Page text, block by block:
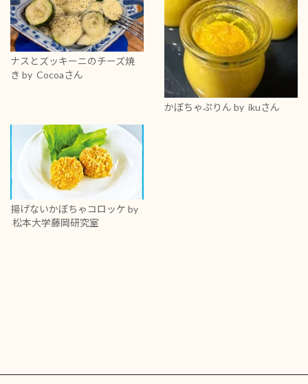
ナスとズッキーニのチーズ焼
き by Cocoaさん
かぼちゃぷりん by ikuさん
揚げないかぼちゃコロッケ by
松本大学藤岡研究室